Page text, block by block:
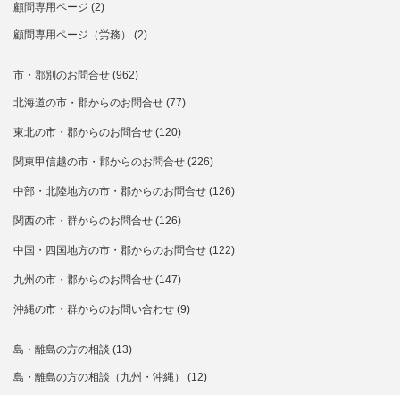
顧問専用ページ (2)
顧問専用ページ（労務） (2)
市・郡別のお問合せ (962)
北海道の市・郡からのお問合せ (77)
東北の市・郡からのお問合せ (120)
関東甲信越の市・郡からのお問合せ (226)
中部・北陸地方の市・郡からのお問合せ (126)
関西の市・群からのお問合せ (126)
中国・四国地方の市・郡からのお問合せ (122)
九州の市・郡からのお問合せ (147)
沖縄の市・群からのお問い合わせ (9)
島・離島の方の相談 (13)
島・離島の方の相談（九州・沖縄） (12)